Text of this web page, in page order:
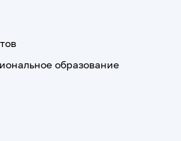
образование